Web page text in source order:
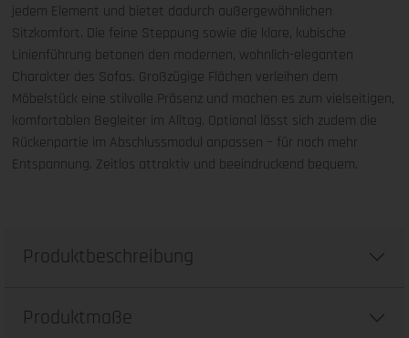
jedem Element und bietet dadurch außergewöhnlichen
Sitzkomfort. Die feine Steppung sowie die klare, kubische
Linienführung betonen den modernen, wohnlich-eleganten
Charakter des Sofas. Großzügige Flächen verleihen dem
Möbelstück eine stilvolle Präsenz und machen es zum vielseitigen,
komfortablen Begleiter im Alltag. Optional lässt sich zudem die
Rückenpartie im Abschlussmodul anpassen – für noch mehr
Entspannung. Zeitlos attraktiv und beeindruckend bequem.
Produktbeschreibung
Produktmaße